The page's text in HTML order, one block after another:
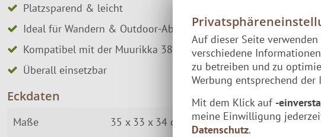
Platzsparend & leicht
Ideal für Wandern & Outdoor-Abenteuer
Kompatibel mit der Muurikka 38 Feuer-Pfanne
Überall einsetzbar
Eckdaten
Maße 35 x 33 x 34 cm
Auf dieser Seite
verschiedene
zu betreiben und zu
Werbung entsprechend der
Mit dem Klick auf -
meine Einwilligung
Datenschutz.